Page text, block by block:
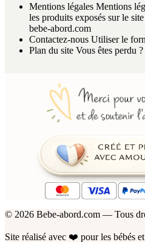
Mentions légales Mentions
les produits exposés sur le
bebe-abord.com
Contactez-nous Utiliser le
Plan du site Vous êtes perdu
© 2026 Bebe-abord.com — Tous
Site réalisé avec ❤️ pour les bébés